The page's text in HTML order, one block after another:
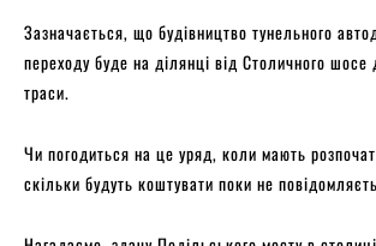
Зазначається, що будівництво тунельного
переходу буде на ділянці від Столичного шосе
траси.
Чи погодиться на це уряд, коли мають
скільки будуть коштувати поки не